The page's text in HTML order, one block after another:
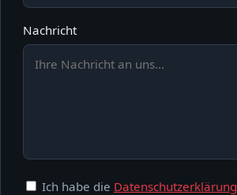
Nachricht
Ich habe die Datenschutzerklärung